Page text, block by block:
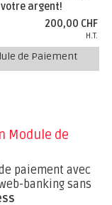
argent!
200,00 CHF
H.T.
de Paiement
Module de
paiement avec
banking sans